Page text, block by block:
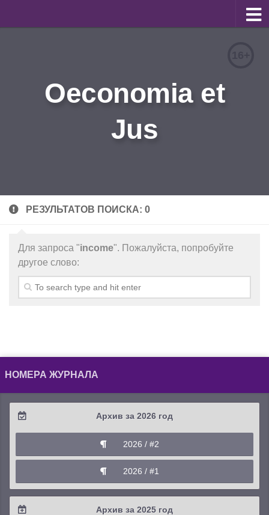
Для авторов
Архив
Oeconomia et
Jus
РЕЗУЛЬТАТОВ ПОИСКА: 0
Для запроса "income". Пожалуйста, попробуйте
другое слово:
НОМЕРА ЖУРНАЛА
Архив за 2026 год
2026 / #2
2026 / #1
Архив за 2025 год